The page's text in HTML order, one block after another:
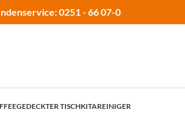
0251 - 66 07-0
GEDECKTER TISCHKITAREINIGER